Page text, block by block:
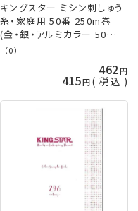
キングスター ミシン刺しゅう
糸・家庭用 50番 250m巻
(金・銀・アルミカラー 50
番/200m巻) キング スター
（0）
462
415 税込